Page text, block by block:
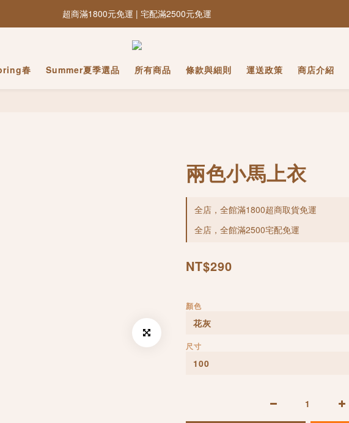
超商滿1800元免運 | 宅配滿2500元免運
春 Summer夏季選品 所有商品 條款與細則 運送政策 商店介紹
兩色小馬上衣
全店，全館滿1800超商取貨免運
全店，全館滿2500宅配免運
NT$290
顏色
尺寸